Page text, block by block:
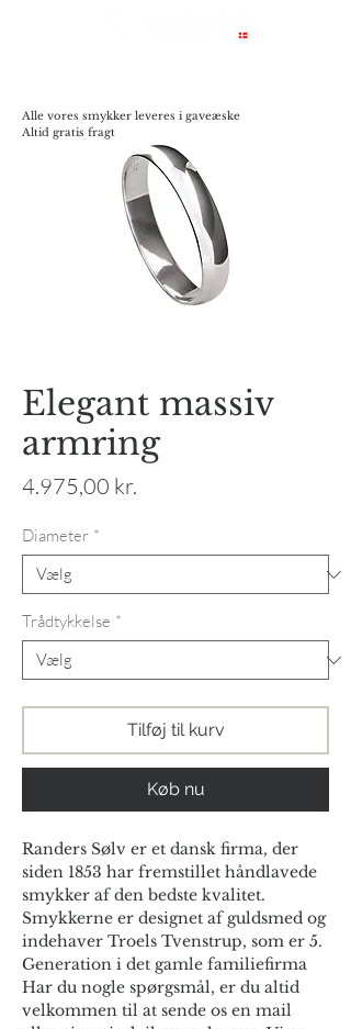
Elegant massiv
armring
4.975,00 kr.
Diameter *
Trådtykkelse *
Tilføj til kurv
Køb nu
Randers Sølv er et dansk firma, der
siden 1853 har fremstillet håndlavede
smykker af den bedste kvalitet.
Smykkerne er designet af guldsmed og
indehaver Troels Tvenstrup, som er 5.
Generation i det gamle familiefirma
Har du nogle spørgsmål, er du altid
velkommen til at sende os en mail
Alle vores smykker leveres i gaveæske
Altid gratis fragt